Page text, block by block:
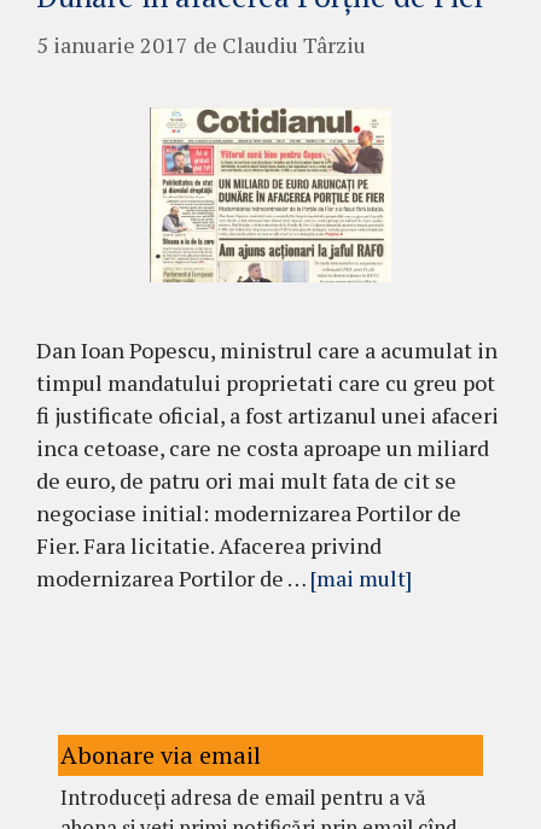
5 ianuarie 2017 de Claudiu Târziu
Dan Ioan Popescu, ministrul care a acumulat in
timpul mandatului proprietati care cu greu pot
fi justificate oficial, a fost artizanul unei afaceri
inca cetoase, care ne costa aproape un miliard
de euro, de patru ori mai mult fata de cit se
negociase initial: modernizarea Portilor de
Fier. Fara licitatie. Afacerea privind
modernizarea Portilor de … [mai mult]
Abonare via email
Introduceți adresa de email pentru a vă